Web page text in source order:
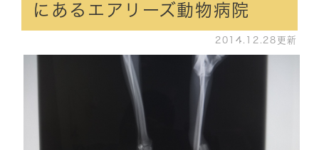
にあるエアリーズ動物病院
2014.12.28更新